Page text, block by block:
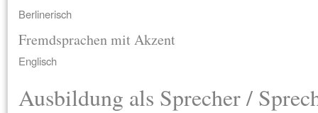
Berlinerisch
Fremdsprachen mit Akzent
Englisch
Ausbildung als Sprecher /